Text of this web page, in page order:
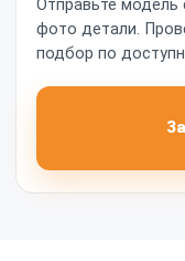
Отправьте модель
фото детали.
подбор по